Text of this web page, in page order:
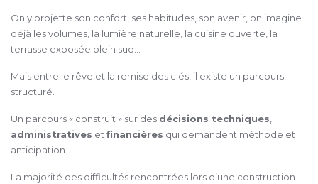
On y projette son confort, ses habitudes, son avenir, on imagine
déjà les volumes, la lumière naturelle, la cuisine ouverte, la
terrasse exposée plein sud…
Mais entre le rêve et la remise des clés, il existe un parcours
structuré.
Un parcours « construit » sur des décisions techniques,
administratives etfinancières qui demandent méthode et
anticipation.
La majorité des difficultés rencontrées lors d’une construction